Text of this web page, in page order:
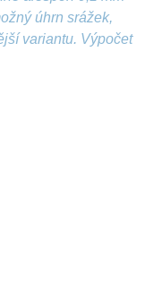
úhrn srážek,
variantu. Výpočet